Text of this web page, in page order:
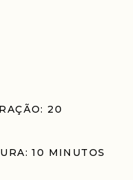
20
10 MINUTOS